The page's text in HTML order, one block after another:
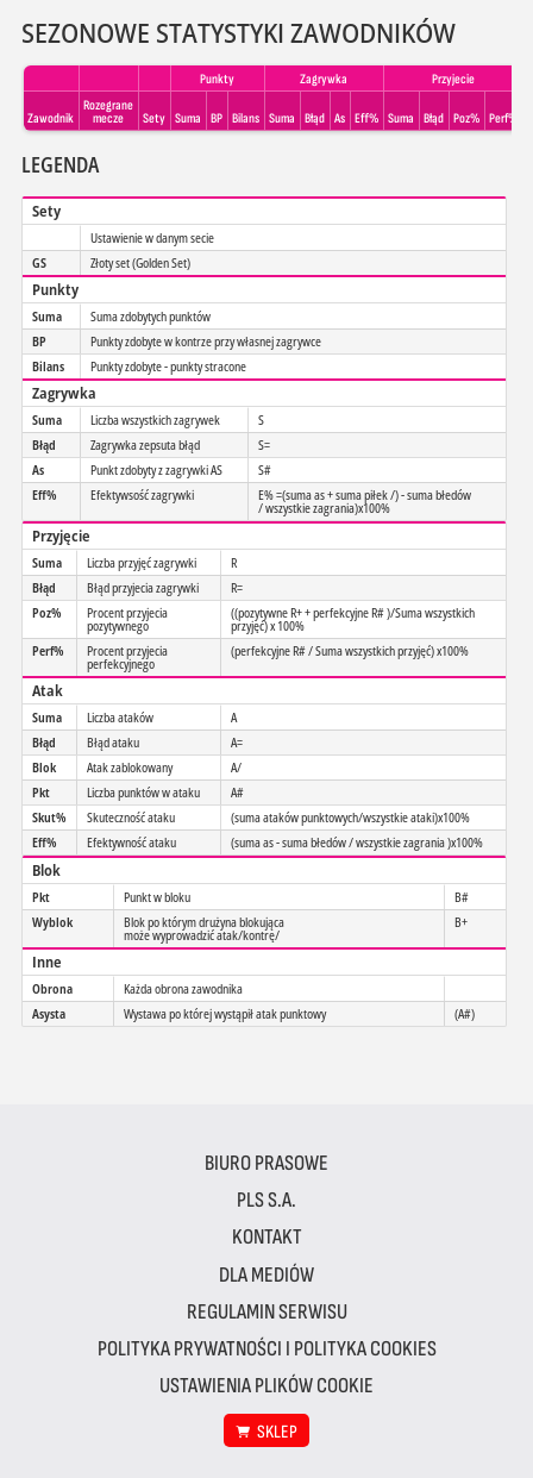
SEZONOWE STATYSTYKI ZAWODNIKÓW
Punkty Zagrywka Przyjecie
Zawodnik
Rozegrane
mecze
Sety Suma BP Bilans Suma Błąd As Eff% Suma Błąd Poz% Perf%
LEGENDA
Sety
Ustawienie w danym secie
GS
Złoty set (Golden Set)
Punkty
Suma
Suma zdobytych punktów
BP
Punkty zdobyte w kontrze przy własnej zagrywce
Bilans
Punkty zdobyte - punkty stracone
Zagrywka
Suma Liczba wszystkich zagrywek
S
Błąd
Zagrywka zepsuta błąd
S=
As
Punkt zdobyty z zagrywki AS
S#
Eff%
Efektywsość zagrywki E% =(suma as + suma piłek /) - suma błedów
/ wszystkie zagrania)x100%
Przyjęcie
Suma Liczba przyjęć zagrywki
R
Błąd
Błąd przyjecia zagrywki
R=
Poz%
Procent przyjecia
pozytywnego
((pozytywne R+ + perfekcyjne R# )/Suma wszystkich
przyjęć) x 100%
Perf%
Procent przyjecia
perfekcyjnego
(perfekcyjne R# / Suma wszystkich przyjęć) x100%
Atak
Suma Liczba ataków
A
Błąd
Błąd ataku
A=
Blok
Atak zablokowany
A/
Pkt
Liczba punktów w ataku
A#
Skut%
Skuteczność ataku
(suma ataków punktowych/wszystkie ataki)x100%
Eff%
Efektywność ataku (suma as - suma błedów / wszystkie zagrania )x100%
Blok
Pkt Punkt w bloku
B#
Wyblok
Blok po którym drużyna blokująca
może wyprowadzić atak/kontrę/
B+
Inne
Obrona
Każda obrona zawodnika
Asysta
Wystawa po której wystąpił atak punktowy (A#)
BIURO PRASOWE
PLS S.A.
KONTAKT
DLA MEDIÓW
REGULAMIN SERWISU
POLITYKA PRYWATNOŚCI I POLITYKA COOKIES
USTAWIENIA PLIKÓW COOKIE
SKLEP